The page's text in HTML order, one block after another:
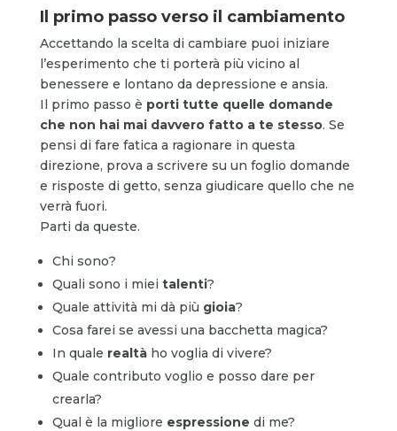
Il primo passo verso il cambiamento
Accettando la scelta di cambiare puoi iniziare
l’esperimento che ti porterà più vicino al
benessere e lontano da depressione e ansia.
Il primo passo è porti tutte quelle domande
che non hai mai davvero fatto a te stesso. Se
pensi di fare fatica a ragionare in questa
direzione, prova a scrivere su un foglio domande
e risposte di getto, senza giudicare quello che ne
verrà fuori.
Parti da queste.
Chi sono?
Quali sono i miei talenti?
Quale attività mi dà più gioia?
Cosa farei se avessi una bacchetta magica?
In quale realtàho voglia di vivere?
Quale contributo voglio e posso dare per
crearla?
Qual è la migliore espressione di me?